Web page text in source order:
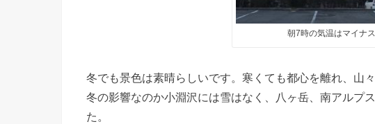
朝7時の気温はマイナ
冬でも景色は素晴らしいです。寒くても都心を離れ、山
冬の影響なのか小淵沢には雪はなく、八ヶ岳、南アルプ
た。